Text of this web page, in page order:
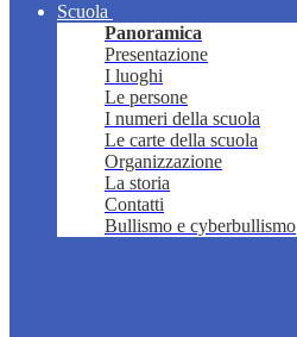
Scuola
Panoramica
Presentazione
I luoghi
Le persone
I numeri della scuola
Le carte della scuola
Organizzazione
La storia
Contatti
Bullismo e cyberbullismo